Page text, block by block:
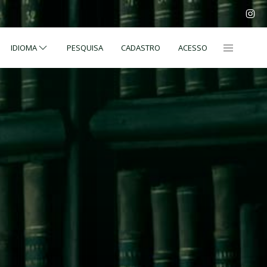
IDIOMA PESQUISA CADASTRO ACESSO